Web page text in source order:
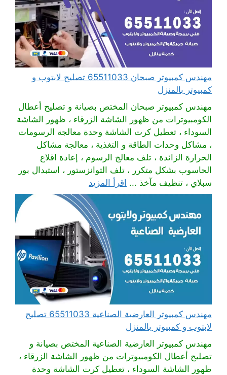
مهندس كمبيوتر صبحان 65511033 تصليح لابتوب و
كمبيوتر بالمنزل
مهندس كمبيوتر صبحان المختص بصيانة و تصليح أعطال
الكومبيوترات من ظهور الشاشة الزرقاء ، ظهور الشاشة
السوداء ، تعطيل كرت الشاشة وحدة معالجة الرسومات
، مشاكل وحدات الطاقة و التغذية ، معالجة مشاكل
الحرارة الزائدة ، تلف معالج الرسوم ، إعادة اقلاع
الحاسوب بشكل متكرر ، تلف التوانزستور ، استبدال بور
سبلاي ، تنظيف مآخذ ... اقرأ المزيد
مهندس كمبيوتر العارضية الصناعية 65511033 تصليح
لابتوب و كمبيوتر بالمنزل
مهندس كمبيوتر العارضية الصناعية المختص بصيانة و
تصليح أعطال الكومبيوترات من ظهور الشاشة الزرقاء ،
ظهور الشاشة السوداء ، تعطيل كرت الشاشة وحدة